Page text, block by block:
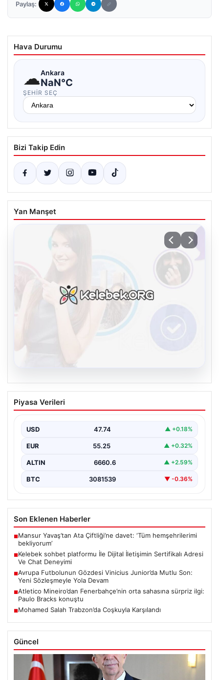
Paylaş:
Hava Durumu
☁Ankara
NaN°C
ŞEHIR SEÇ
Bizi Takip Edin
Yan Manşet
Kelebek sohbet platformu İle Dijital
İletişimin Sertifikalı Adresi Ve Chat
Sanal ortamında kullanıcıların güvenli bir biçimde iletişim
Piyasa Verileri
USD 47.74 ▲ +0.18%
EUR 55.25 ▲ +0.32%
ALTIN 6660.6 ▲ +2.59%
BTC 3081539 ▼ -0.36%
Son Eklenen Haberler
■Mansur Yavaş’tan Ata Çiftliği’ne davet: ‘Tüm hemşehrilerimi
bekliyorum’
■Kelebek sohbet platformu İle Dijital İletişimin Sertifikalı Adresi
Ve Chat Deneyimi
■Avrupa Futbolunun Gözdesi Vinicius Junior’da Mutlu Son:
Yeni Sözleşmeyle Yola Devam
■Atletico Mineiro’dan Fenerbahçe’nin orta sahasına sürpriz ilgi:
Paulo Bracks konuştu
■Mohamed Salah Trabzon’da Coşkuyla Karşılandı
Güncel